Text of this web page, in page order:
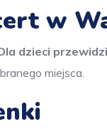
w
dzieci
miejsca.